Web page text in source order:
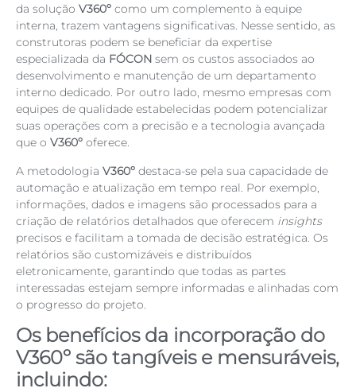
da solução V360º como um complemento à equipe
interna, trazem vantagens significativas. Nesse sentido, as
construtoras podem se beneficiar da expertise
especializada da FÓCON sem os custos associados ao
desenvolvimento e manutenção de um departamento
interno dedicado. Por outro lado, mesmo empresas com
equipes de qualidade estabelecidas podem potencializar
suas operações com a precisão e a tecnologia avançada
que o V360º oferece.
A metodologia V360º destaca-se pela sua capacidade de
automação e atualização em tempo real. Por exemplo,
informações, dados e imagens são processados para a
criação de relatórios detalhados que oferecem insights
precisos e facilitam a tomada de decisão estratégica. Os
relatórios são customizáveis e distribuídos
eletronicamente, garantindo que todas as partes
interessadas estejam sempre informadas e alinhadas com
o progresso do projeto.
Os benefícios da incorporação do
V360º são tangíveis e mensuráveis,
incluindo: